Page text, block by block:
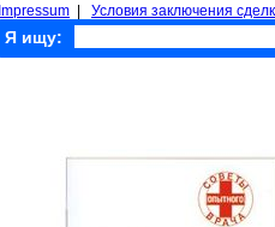
Impressum Условия заключения
Я ищу: